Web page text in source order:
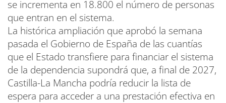
se incrementa en 18.800 el número de personas
que entran en el sistema.
La histórica ampliación que aprobó la semana
pasada el Gobierno de España de las cuantías
que el Estado transfiere para financiar el sistema
de la dependencia supondrá que, a final de 2027,
Castilla-La Mancha podría reducir la lista de
espera para acceder a una prestación efectiva en